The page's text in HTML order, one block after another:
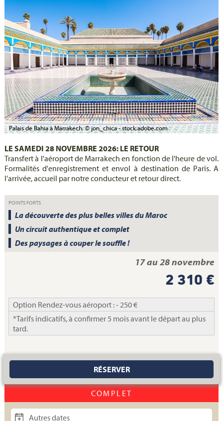
Palais de Bahia à Marrakech. © jon_chica - stock.adobe.com
LE SAMEDI 28 NOVEMBRE 2026: LE RETOUR
Transfert à l'aéroport de Marrakech en fonction de l'heure de vol.
Formalités d'enregistrement et envol à destination de Paris. A
l'arrivée, accueil par notre conducteur et retour direct.
POINTS FORTS
La découverte des plus belles villes du Maroc
Un circuit authentique et complet
Des paysages à couper le souffle !
17 au 28 novembre
2 310 €
Option Rendez-vous aéroport : - 250 €
*Tarifs indicatifs, à confirmer 5 mois avant le départ au plus
tard.
RÉSERVER
COMPLET
Autres dates